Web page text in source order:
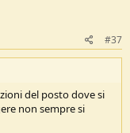
#37
del posto dove si
non sempre si